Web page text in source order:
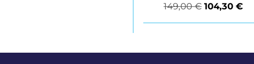
149,00€ 104,30€